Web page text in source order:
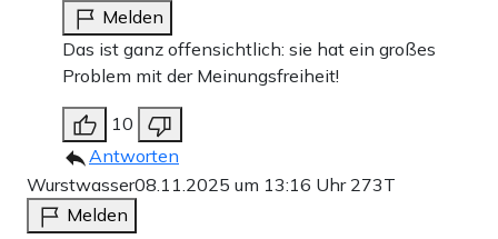
Melden
Das ist ganz offensichtlich: sie hat ein großes
Problem mit der Meinungsfreiheit!
10
Antworten
Wurstwasser08.11.2025 um 13:16 Uhr 273T
Melden